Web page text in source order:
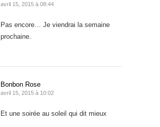
avril 15, 2015 à 08:44
Pas encore… Je viendrai la semaine
prochaine.
Bonbon Rose
avril 15, 2015 à 10:02
Et une soirée au soleil qui dit mieux